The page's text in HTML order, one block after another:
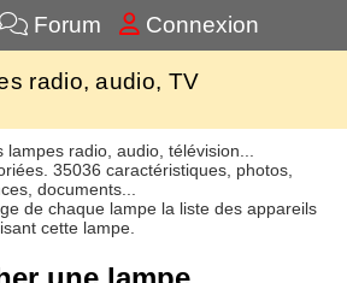
Forum Connexion
radio, audio, TV
radio, audio, télévision...
35036 caractéristiques, photos,
documents...
de chaque lampe la liste des appareils
cette lampe.